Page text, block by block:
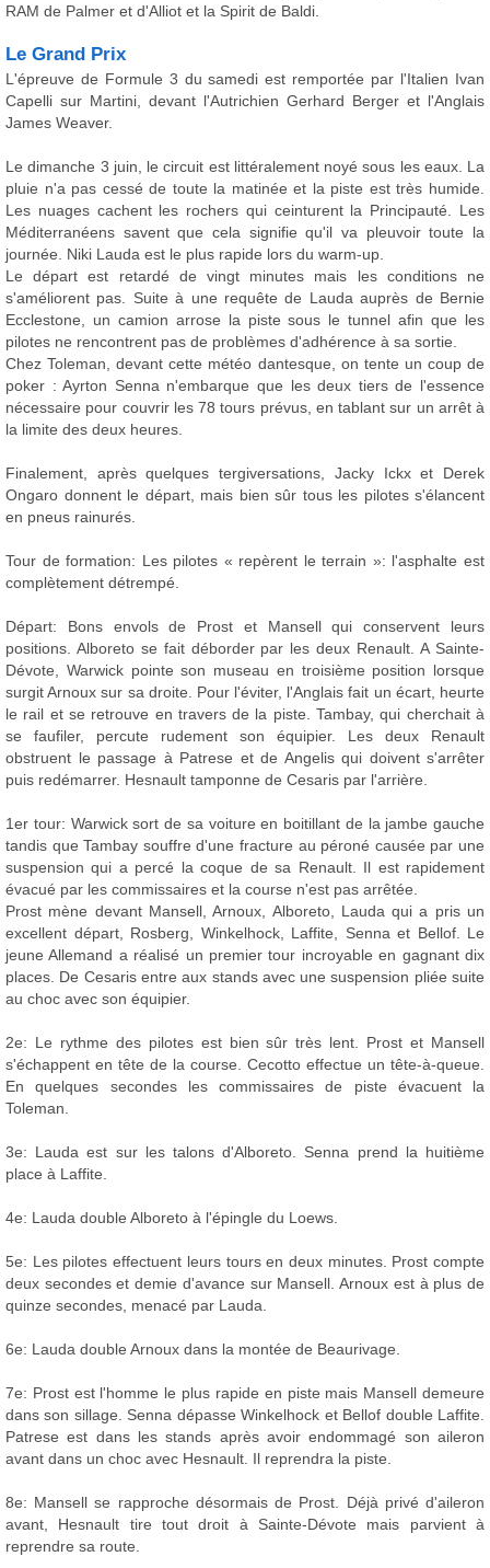
RAM de Palmer et d'Alliot et la Spirit de Baldi.
Le Grand Prix
L'épreuve de Formule 3 du samedi est remportée par l'Italien Ivan
Capelli sur Martini, devant l'Autrichien Gerhard Berger et l'Anglais
James Weaver.
Le dimanche 3 juin, le circuit est littéralement noyé sous les eaux. La
pluie n'a pas cessé de toute la matinée et la piste est très humide.
Les nuages cachent les rochers qui ceinturent la Principauté. Les
Méditerranéens savent que cela signifie qu'il va pleuvoir toute la
journée. Niki Lauda est le plus rapide lors du warm-up.
Le départ est retardé de vingt minutes mais les conditions ne
s'améliorent pas. Suite à une requête de Lauda auprès de Bernie
Ecclestone, un camion arrose la piste sous le tunnel afin que les
pilotes ne rencontrent pas de problèmes d'adhérence à sa sortie.
Chez Toleman, devant cette météo dantesque, on tente un coup de
poker : Ayrton Senna n'embarque que les deux tiers de l'essence
nécessaire pour couvrir les 78 tours prévus, en tablant sur un arrêt à
la limite des deux heures.
Finalement, après quelques tergiversations, Jacky Ickx et Derek
Ongaro donnent le départ, mais bien sûr tous les pilotes s'élancent
en pneus rainurés.
Tour de formation: Les pilotes « repèrent le terrain »: l'asphalte est
complètement détrempé.
Départ: Bons envols de Prost et Mansell qui conservent leurs
positions. Alboreto se fait déborder par les deux Renault. A Sainte-
Dévote, Warwick pointe son museau en troisième position lorsque
surgit Arnoux sur sa droite. Pour l'éviter, l'Anglais fait un écart, heurte
le rail et se retrouve en travers de la piste. Tambay, qui cherchait à
se faufiler, percute rudement son équipier. Les deux Renault
obstruent le passage à Patrese et de Angelis qui doivent s'arrêter
puis redémarrer. Hesnault tamponne de Cesaris par l'arrière.
1er tour: Warwick sort de sa voiture en boitillant de la jambe gauche
tandis que Tambay souffre d'une fracture au péroné causée par une
suspension qui a percé la coque de sa Renault. Il est rapidement
évacué par les commissaires et la course n'est pas arrêtée.
Prost mène devant Mansell, Arnoux, Alboreto, Lauda qui a pris un
excellent départ, Rosberg, Winkelhock, Laffite, Senna et Bellof. Le
jeune Allemand a réalisé un premier tour incroyable en gagnant dix
places. De Cesaris entre aux stands avec une suspension pliée suite
au choc avec son équipier.
2e: Le rythme des pilotes est bien sûr très lent. Prost et Mansell
s'échappent en tête de la course. Cecotto effectue un tête-à-queue.
En quelques secondes les commissaires de piste évacuent la
Toleman.
3e: Lauda est sur les talons d'Alboreto. Senna prend la huitième
place à Laffite.
4e: Lauda double Alboreto à l'épingle du Loews.
5e: Les pilotes effectuent leurs tours en deux minutes. Prost compte
deux secondes et demie d'avance sur Mansell. Arnoux est à plus de
quinze secondes, menacé par Lauda.
6e: Lauda double Arnoux dans la montée de Beaurivage.
7e: Prost est l'homme le plus rapide en piste mais Mansell demeure
dans son sillage. Senna dépasse Winkelhock et Bellof double Laffite.
Patrese est dans les stands après avoir endommagé son aileron
avant dans un choc avec Hesnault. Il reprendra la piste.
8e: Mansell se rapproche désormais de Prost. Déjà privé d'aileron
avant, Hesnault tire tout droit à Sainte-Dévote mais parvient à
reprendre sa route.